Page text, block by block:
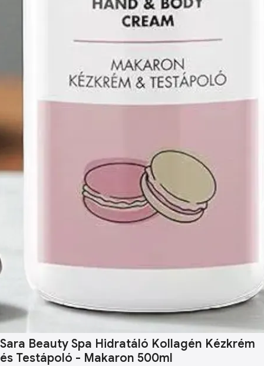
Sara Beauty Spa Hidratáló Kollagén Kézkrém
és Testápoló - Makaron 500ml